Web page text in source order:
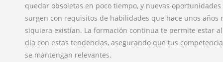
quedar obsoletas en poco tiempo, y nuevas oportunidades
surgen con requisitos de habilidades que hace unos años
siquiera existían. La formación continua te permite estar al
día con estas tendencias, asegurando que tus
se mantengan relevantes.